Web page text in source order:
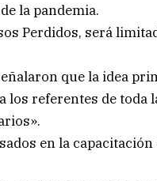
la pandemia.
Perdidos, será
que la idea
los referentes de toda
en la